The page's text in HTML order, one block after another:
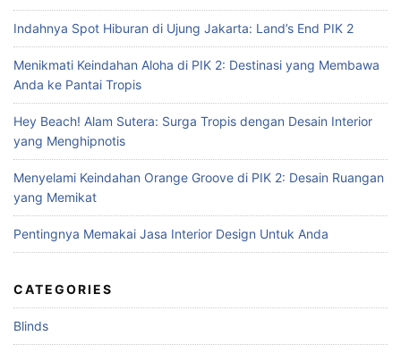
c
h
f
o
r
Indahnya Spot Hiburan di Ujung Jakarta: Land’s End PIK 2
Menikmati Keindahan Aloha di PIK 2: Destinasi yang Membawa
Anda ke Pantai Tropis
Hey Beach! Alam Sutera: Surga Tropis dengan Desain Interior
yang Menghipnotis
Menyelami Keindahan Orange Groove di PIK 2: Desain Ruangan
yang Memikat
Pentingnya Memakai Jasa Interior Design Untuk Anda
CATEGORIES
Blinds